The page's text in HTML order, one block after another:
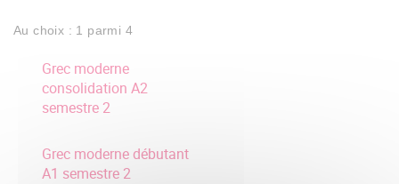
Au choix : 1 parmi 4
Grec moderne
consolidation A2
semestre 2
Grec moderne débutant
A1 semestre 2